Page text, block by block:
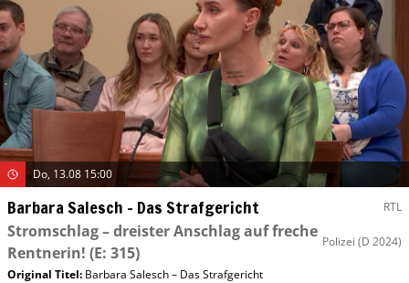
Do, 13.08 15:00
Barbara Salesch – Das Strafgericht RTL
Stromschlag – dreister Anschlag auf freche
Rentnerin! (E: 315)
Polizei (D 2024)
Original Titel: Barbara Salesch – Das Strafgericht